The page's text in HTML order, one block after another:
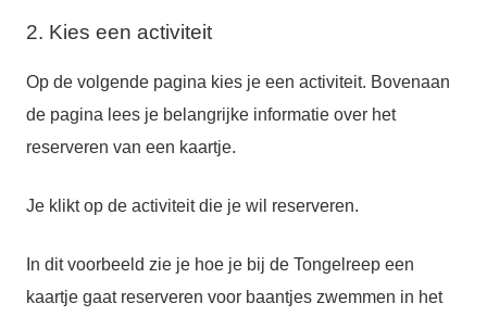
2. Kies een activiteit
Op de volgende pagina kies je een activiteit. Bovenaan
de pagina lees je belangrijke informatie over het
reserveren van een kaartje.
Je klikt op de activiteit die je wil reserveren.
In dit voorbeeld zie je hoe je bij de Tongelreep een
kaartje gaat reserveren voor baantjes zwemmen in het